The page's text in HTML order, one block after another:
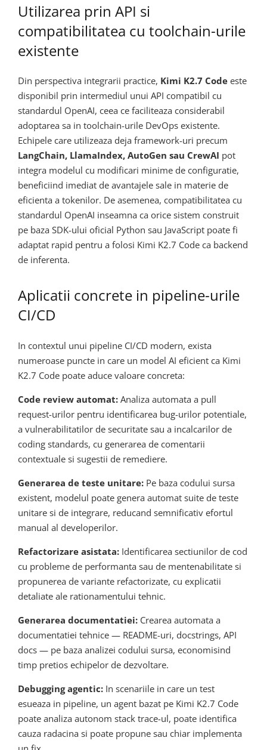
Utilizarea prin API si
compatibilitatea cu toolchain-urile
existente
Din perspectiva integrarii practice, Kimi K2.7 Code este
disponibil prin intermediul unui API compatibil cu
standardul OpenAI, ceea ce faciliteaza considerabil
adoptarea sa in toolchain-urile DevOps existente.
Echipele care utilizeaza deja framework-uri precum
LangChain, LlamaIndex, AutoGen sau CrewAI pot
integra modelul cu modificari minime de configuratie,
beneficiind imediat de avantajele sale in materie de
eficienta a tokenilor. De asemenea, compatibilitatea cu
standardul OpenAI inseamna ca orice sistem construit
pe baza SDK-ului oficial Python sau JavaScript poate fi
adaptat rapid pentru a folosi Kimi K2.7 Code ca backend
de inferenta.
Aplicatii concrete in pipeline-urile
CI/CD
In contextul unui pipeline CI/CD modern, exista
numeroase puncte in care un model AI eficient ca Kimi
K2.7 Code poate aduce valoare concreta:
Code review automat: Analiza automata a pull
request-urilor pentru identificarea bug-urilor potentiale,
a vulnerabilitatilor de securitate sau a incalcarilor de
coding standards, cu generarea de comentarii
contextuale si sugestii de remediere.
Generarea de teste unitare: Pe baza codului sursa
existent, modelul poate genera automat suite de teste
unitare si de integrare, reducand semnificativ efortul
manual al developerilor.
Refactorizare asistata: Identificarea sectiunilor de cod
cu probleme de performanta sau de mentenabilitate si
propunerea de variante refactorizate, cu explicatii
detaliate ale rationamentului tehnic.
Generarea documentatiei: Crearea automata a
documentatiei tehnice — README-uri, docstrings, API
docs — pe baza analizei codului sursa, economisind
timp pretios echipelor de dezvoltare.
Debugging agentic: In scenariile in care un test
esueaza in pipeline, un agent bazat pe Kimi K2.7 Code
poate analiza autonom stack trace-ul, poate identifica
cauza radacina si poate propune sau chiar implementa